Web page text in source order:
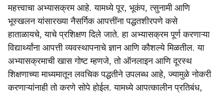
महत्त्वाचा अभ्यासक्रम आहे. यामध्ये पूर, भूकंप, त्सुनामी आणि
भूस्खलन यांसारख्या नैसर्गिक आपत्तींना पद्धतशीरपणे कसे
हाताळायचे, याचे प्रशिक्षण दिले जाते. हा अभ्यासक्रम पूर्ण करणाऱ्या
विद्यार्थ्यांना आपत्ती व्यवस्थापनाचे ज्ञान आणि कौशल्ये मिळतील. या
अभ्यासक्रमाची खास गोष्ट म्हणजे, तो ऑनलाइन आणि दूरस्थ
शिक्षणाच्या माध्यमातून लवचिक पद्धतीने उपलब्ध आहे, ज्यामुळे नोकरी
करणाऱ्यांनाही तो करणे सोपे होईल. यामध्ये आपत्कालीन प्रतिबंध,